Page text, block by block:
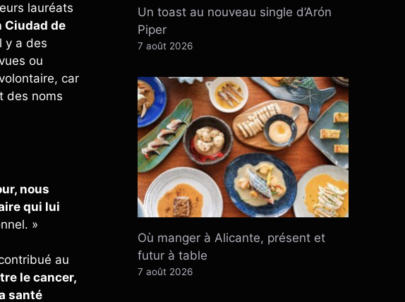
lauréats
Ciudad de
y a des
ou
car
des noms
nous
qui lui
»
au
le cancer,
santé
Un toast au nouveau single d’Arón
Piper
7 août 2026
Où manger à Alicante, présent et
futur à table
7 août 2026